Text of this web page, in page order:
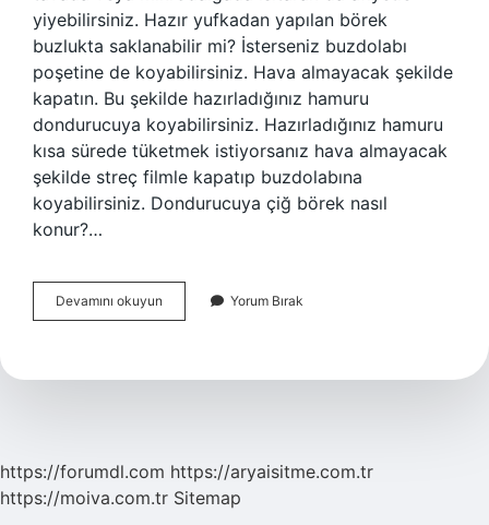
yiyebilirsiniz. Hazır yufkadan yapılan börek
buzlukta saklanabilir mi? İsterseniz buzdolabı
poşetine de koyabilirsiniz. Hava almayacak şekilde
kapatın. Bu şekilde hazırladığınız hamuru
dondurucuya koyabilirsiniz. Hazırladığınız hamuru
kısa sürede tüketmek istiyorsanız hava almayacak
şekilde streç filmle kapatıp buzdolabına
koyabilirsiniz. Dondurucuya çiğ börek nasıl
konur?…
Devamını okuyun Buzlukta
Patlıcan
Saklanır
Yorum Bırak
https://forumdl.com https://aryaisitme.com.tr
https://moiva.com.tr Sitemap